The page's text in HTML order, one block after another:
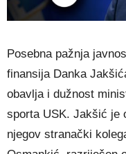
Posebna pažnja
finansija Danka
obavlja i dužnost
sporta USK. Jakšić je
njegov stranački